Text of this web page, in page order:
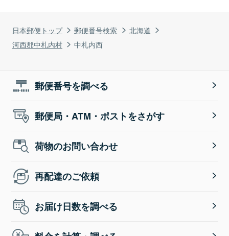
日本郵便トップ 郵便番号検索
北海道
河西郡中札内村
中札内西
郵便番号を調べる
郵便局・ATM・ポストをさがす
荷物のお問い合わせ
再配達のご依頼
お届け日数を調べる